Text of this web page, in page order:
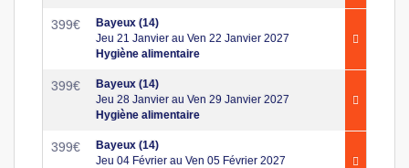
399€
Bayeux (14)
Jeu 21 Janvier au Ven 22 Janvier 2027
Hygiène alimentaire
399€
Bayeux (14)
Jeu 28 Janvier au Ven 29 Janvier 2027
Hygiène alimentaire
399€
Bayeux (14)
Jeu 04 Février au Ven 05 Février 2027